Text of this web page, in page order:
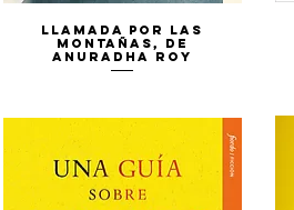
Vista rápida
Llamada por las
montañas, de
Anuradha Roy